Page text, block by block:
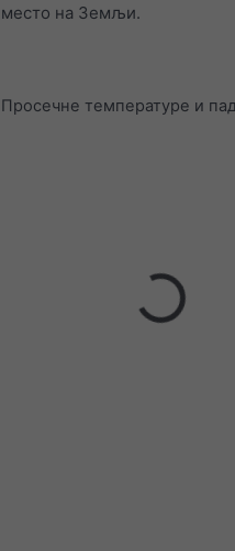
место на Земљи.
Просечне температуре и